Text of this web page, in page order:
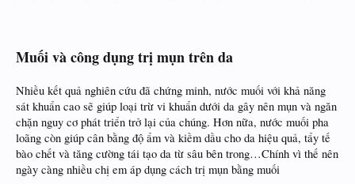
Muối và công dụng trị mụn trên da
Nhiều kết quả nghiên cứu đã chứng minh, nước muối với khả năng
sát khuẩn cao sẽ giúp loại trừ vi khuẩn dưới da gây nên mụn và ngăn
chặn nguy cơ phát triển trở lại của chúng. Hơn nữa, nước muối pha
loãng còn giúp cân bằng độ ẩm và kiềm dầu cho da hiệu quả, tẩy tế
bào chết và tăng cường tái tạo da từ sâu bên trong…Chính vì thế nên
ngày càng nhiều chị em áp dụng cách trị mụn bằng muối